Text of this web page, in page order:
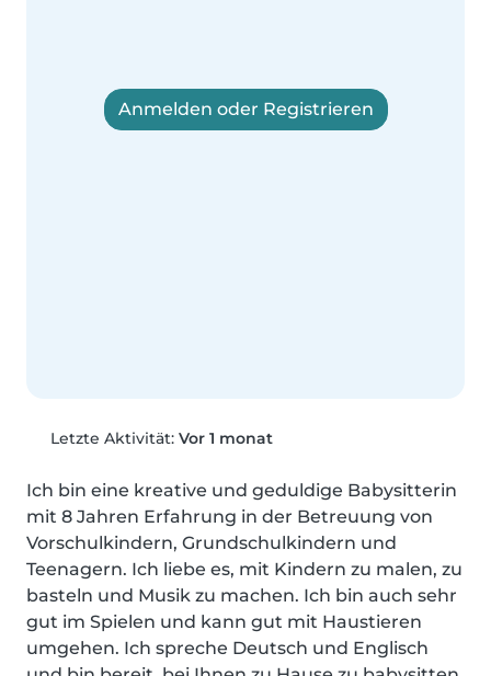
Anmelden oder Registrieren
Letzte Aktivität: Vor 1 monat
Ich bin eine kreative und geduldige Babysitterin
mit 8 Jahren Erfahrung in der Betreuung von
Vorschulkindern, Grundschulkindern und
Teenagern. Ich liebe es, mit Kindern zu malen, zu
basteln und Musik zu machen. Ich bin auch sehr
gut im Spielen und kann gut mit Haustieren
umgehen. Ich spreche Deutsch und Englisch